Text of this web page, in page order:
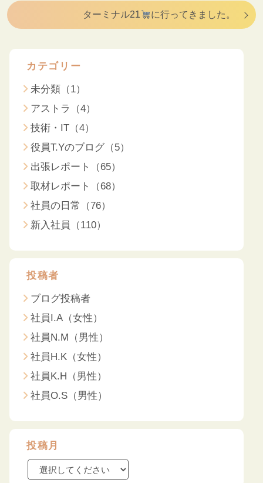
ターミナル21 に行ってきました。
カテゴリー
未分類（1）
アストラ（4）
技術・IT（4）
役員T.Yのブログ（5）
出張レポート（65）
取材レポート（68）
社員の日常（76）
新入社員（110）
投稿者
ブログ投稿者
社員I.A（女性）
社員N.M（男性）
社員H.K（女性）
社員K.H（男性）
社員O.S（男性）
投稿月